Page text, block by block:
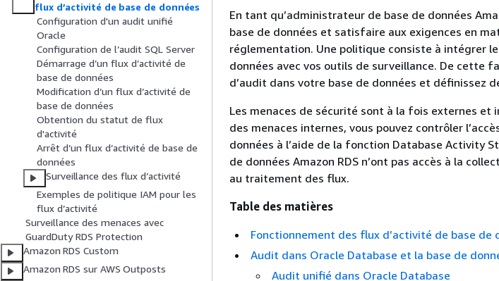
flux d’activité de base de données
Configuration d'un audit unifié
Oracle
Configuration de l’audit SQL Server
Démarrage d’un flux d’activité de
base de données
Modification d’un flux d’activité de
base de données
Obtention du statut de flux
d'activité
Arrêt d’un flux d’activité de base de
données
Surveillance des flux d’activité
Exemples de politique IAM pour les
flux d’activité
Surveillance des menaces avec
GuardDuty RDS Protection
Amazon RDS Custom
Amazon RDS sur AWS Outposts
En tant qu’administrateur de base de données
base de données et satisfaire aux exigences en
réglementation. Une politique consiste à intégrer
données avec vos outils de surveillance. De cette
d’audit dans votre base de données et définissez
Les menaces de sécurité sont à la fois externes et
des menaces internes, vous pouvez contrôler
données à l’aide de la fonction Database Activity
de données Amazon RDS n’ont pas accès à la
au traitement des flux.
Table des matières
Fonctionnement des flux d’activité de base de
Audit dans Oracle Database et la base de
Audit unifié dans Oracle Database